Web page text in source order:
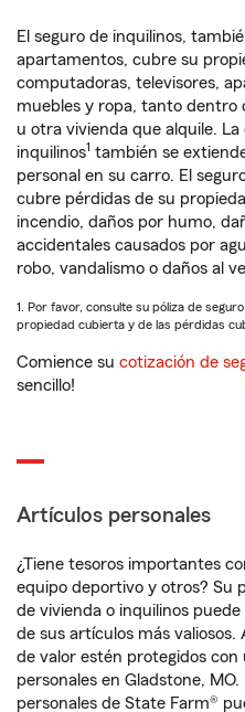
El seguro de inquilinos,
apartamentos, cubre su
computadoras, televisores,
muebles y ropa, tanto
u otra vivienda que alquile.
inquilinos1 también se
personal en su carro. El
cubre pérdidas de su
incendio, daños por humo,
accidentales causados por
robo, vandalismo o daños al
1. Por favor, consulte su póliza de
propiedad cubierta y de las pérdidas
Comience su cotización de
sencillo!
Artículos personales
¿Tiene tesoros importantes
equipo deportivo y otros? Su
de vivienda o inquilinos
de sus artículos más
de valor estén protegidos con
personales en Gladstone,
personales de State Farm®